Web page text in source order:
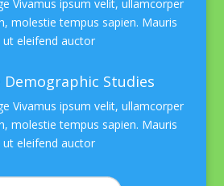
Vivamus ipsum velit, ullamcorper
molestie tempus sapien. Mauris
ut eleifend auctor
Demographic Studies
Vivamus ipsum velit, ullamcorper
molestie tempus sapien. Mauris
ut eleifend auctor